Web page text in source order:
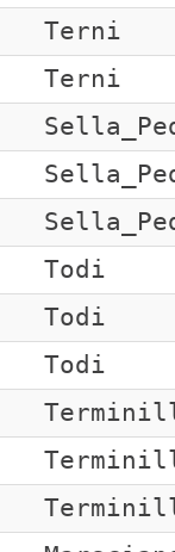
Terni
Terni
Todi
Todi
Todi